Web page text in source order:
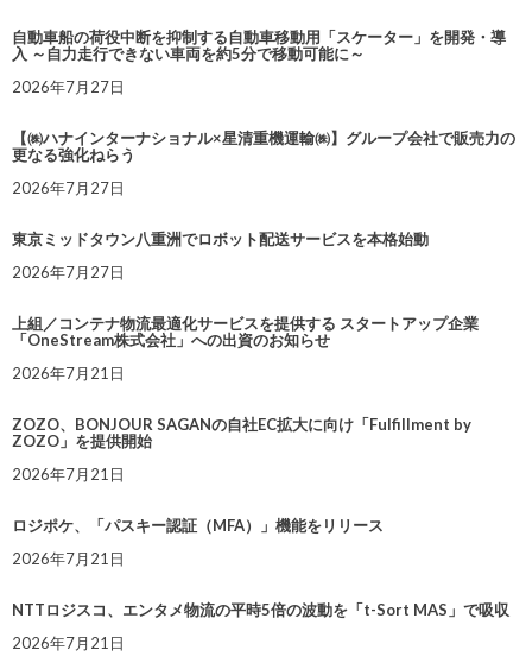
自動車船の荷役中断を抑制する自動車移動用「スケーター」を開発・導
入 ～自力走行できない車両を約5分で移動可能に～
2026年7月27日
【㈱ハナインターナショナル×星清重機運輸㈱】グループ会社で販売力の
更なる強化ねらう
2026年7月27日
東京ミッドタウン八重洲でロボット配送サービスを本格始動
2026年7月27日
上組／コンテナ物流最適化サービスを提供する スタートアップ企業
「OneStream株式会社」への出資のお知らせ
2026年7月21日
ZOZO、BONJOUR SAGANの自社EC拡大に向け「Fulfillment by
ZOZO」を提供開始
2026年7月21日
ロジポケ、「パスキー認証（MFA）」機能をリリース
2026年7月21日
NTTロジスコ、エンタメ物流の平時5倍の波動を「t-Sort MAS」で吸収
2026年7月21日